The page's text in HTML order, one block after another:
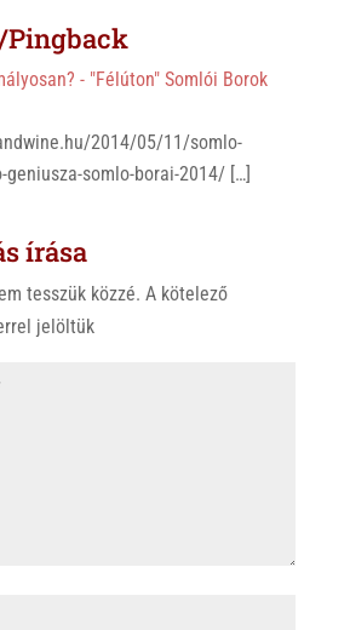
- "Félúton" Somlói Borok
2014/05/11/somlo-
somlo-borai-2014/ […]
írása
tesszük közzé. A kötelező
jelöltük